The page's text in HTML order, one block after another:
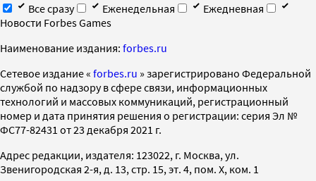
Все сразу
Еженедельная
Ежедневная
Новости Forbes Games
Наименование издания: forbes.ru
Cетевое издание « forbes.ru » зарегистрировано Федеральной
службой по надзору в сфере связи, информационных
технологий и массовых коммуникаций, регистрационный
номер и дата принятия решения о регистрации: серия Эл №
ФС77-82431 от 23 декабря 2021 г.
Адрес редакции, издателя: 123022, г. Москва, ул.
Звенигородская 2-я, д. 13, стр. 15, эт. 4, пом. X, ком. 1